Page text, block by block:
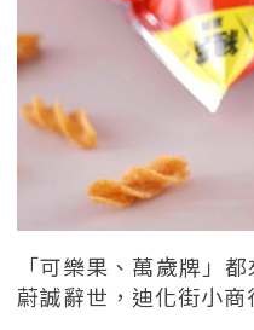
「可樂果、萬歲牌」
蔚誠辭世，迪化街小